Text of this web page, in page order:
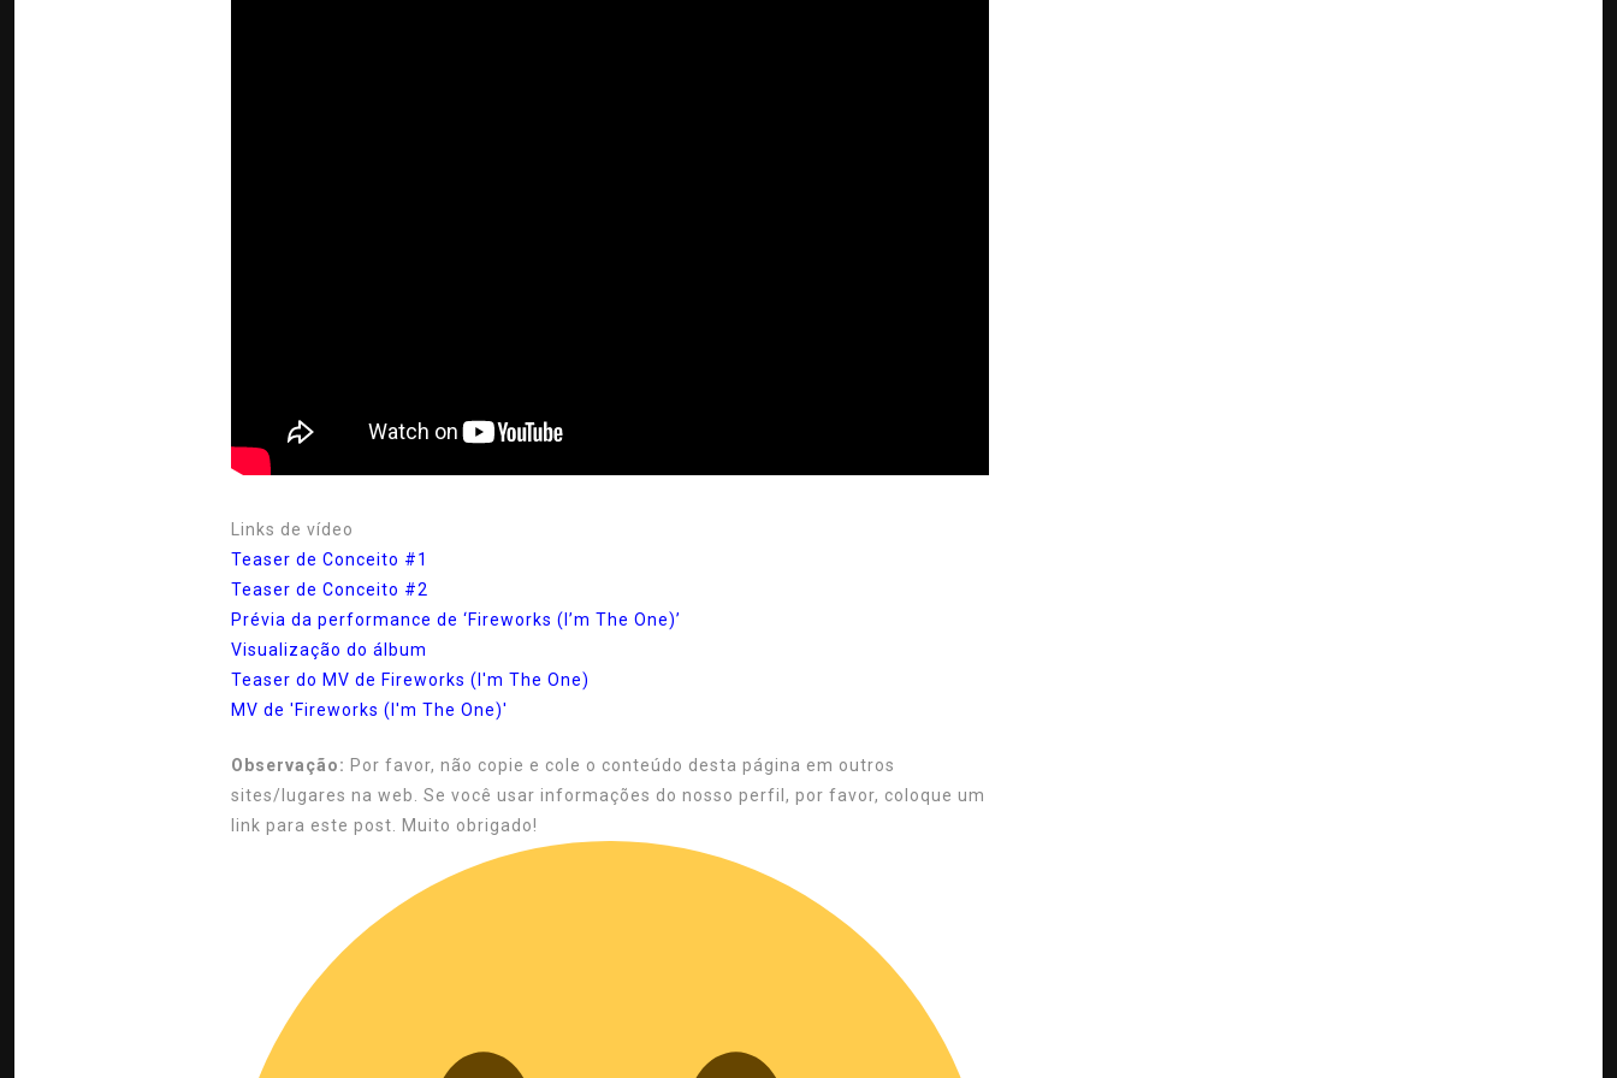
Links de vídeo
Teaser de Conceito #1
Teaser de Conceito #2
Prévia da performance de ‘Fireworks (I’m The One)’
Visualização do álbum
Teaser do MV de Fireworks (I'm The One)
MV de 'Fireworks (I'm The One)'
Observação: Por favor, não copie e cole o conteúdo desta página em outros
sites/lugares na web. Se você usar informações do nosso perfil, por favor, coloque um
link para este post. Muito obrigado!